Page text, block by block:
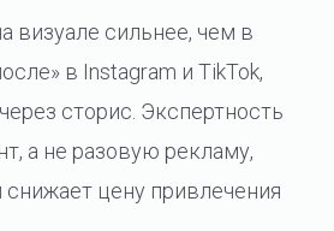
визуале сильнее, чем в
в Instagram и TikTok,
сторис. Экспертность
а не разовую рекламу,
цену привлечения